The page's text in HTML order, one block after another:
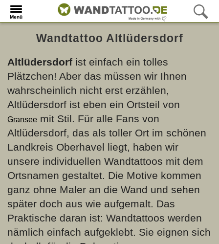
Menü
Wandtattoo Altlüdersdorf
Altlüdersdorf ist einfach ein tolles
Plätzchen! Aber das müssen wir Ihnen
wahrscheinlich nicht erst erzählen,
Altlüdersdorf ist eben ein Ortsteil von
Gransee mit Stil. Für alle Fans von
Altlüdersdorf, das als toller Ort im schönen
Landkreis Oberhavel liegt, haben wir
unsere individuellen Wandtattoos mit dem
Ortsnamen gestaltet. Die Motive kommen
ganz ohne Maler an die Wand und sehen
später doch aus wie aufgemalt. Das
Praktische daran ist: Wandtattoos werden
nämlich einfach aufgeklebt. Sie eignen sich